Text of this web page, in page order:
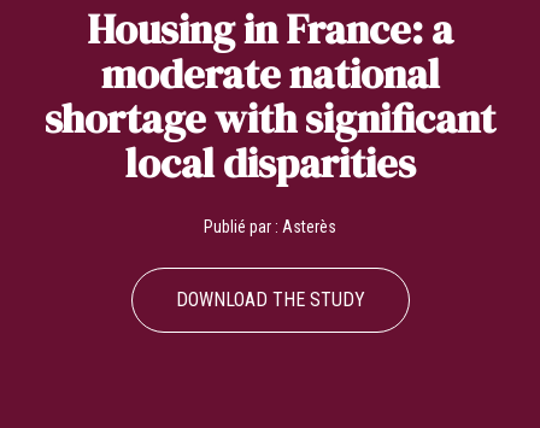
Housing in France: a
moderate national
shortage with significant
local disparities
Publié par : Asterès
DOWNLOAD THE STUDY